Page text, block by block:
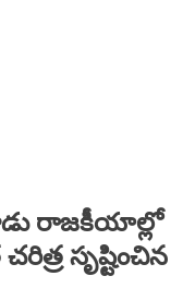
రాజకీయాల్లో
సృష్టించిన